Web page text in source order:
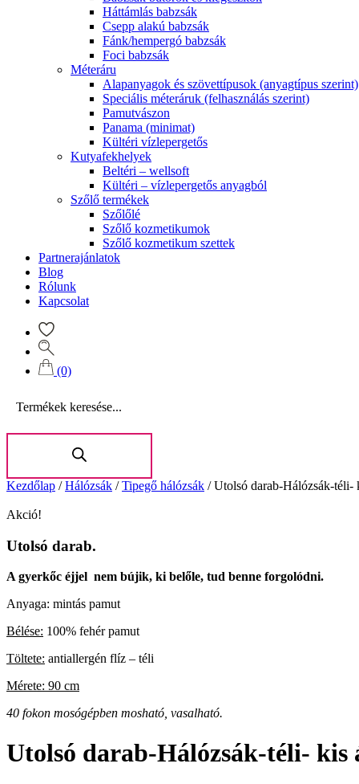
Háttámlás babzsák
Csepp alakú babzsák
Fánk/hempergó babzsák
Foci babzsák
Méteráru
Alapanyagok és szövettípusok (anyagtípus szerint)
Speciális méteráruk (felhasználás szerint)
Pamutvászon
Panama (minimat)
Kültéri vízlepergetős
Kutyafekhelyek
Beltéri – wellsoft
Kültéri – vízlepergetős anyagból
Szőlő termékek
Szőlőlé
Szőlő kozmetikumok
Szőlő kozmetikum szettek
Partnerajánlatok
Blog
Rólunk
Kapcsolat
(0)
search
Kezdőlap /Hálózsák /Tipegő hálózsák /Utolsó darab-Hálózsák-téli-
Akció!
Utolsó darab.
A gyerkőc éjjel nem bújik, ki belőle, tud benne forgolódni.
Anyaga: mintás pamut
Bélése: 100% fehér pamut
Töltete: antiallergén flíz – téli
Mérete: 90 cm
40 fokon mosógépben mosható, vasalható.
Utolsó darab-Hálózsák-téli- kis